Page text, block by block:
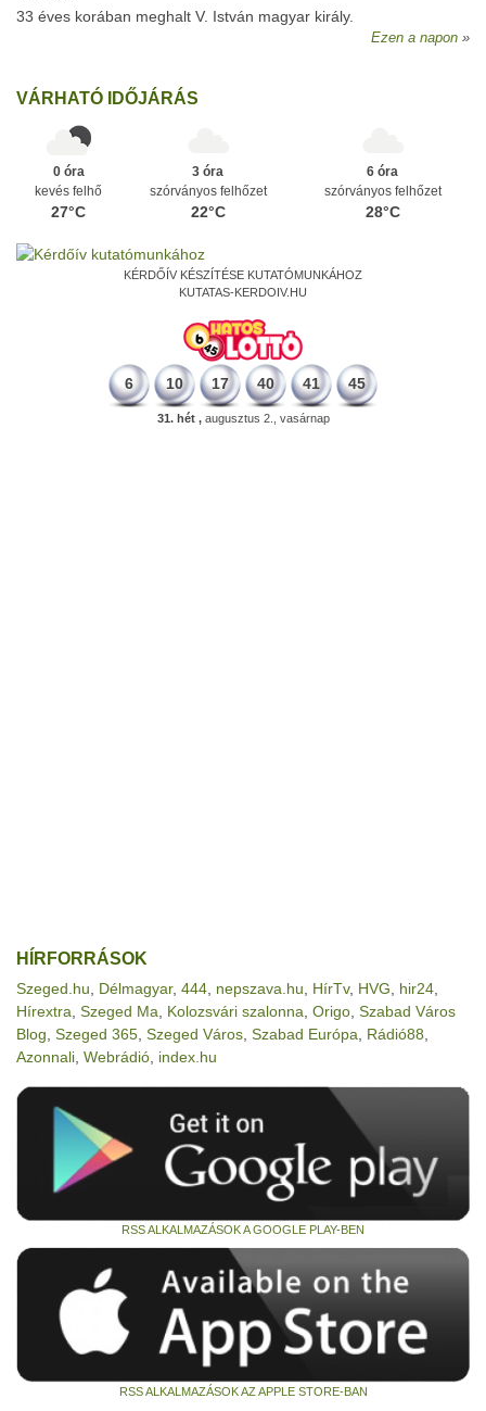
33 éves korában meghalt V. István magyar király.
Ezen a napon
VÁRHATÓ IDŐJÁRÁS
0 óra
kevés felhő
27°C
3 óra
szórványos felhőzet
22°C
6 óra
szórványos felhőzet
28°C
KÉRDŐÍV KÉSZÍTÉSE KUTATÓMUNKÁHOZ
KUTATAS-KERDOIV.HU
6 10 17 40 41 45
31. hét ,augusztus 2., vasárnap
HÍRFORRÁSOK
Szeged.hu Délmagyar, 444 nepszava.hu HírTv, HVG hir24
Hírextra Szeged Ma Kolozsvári szalonna Origo Szabad Város
Blog Szeged 365 Szeged Város Szabad Európa Rádió88
Azonnali Webrádió index.hu
RSS ALKALMAZÁSOK A GOOGLE PLAY-BEN
RSS ALKALMAZÁSOK AZ APPLE STORE-BAN